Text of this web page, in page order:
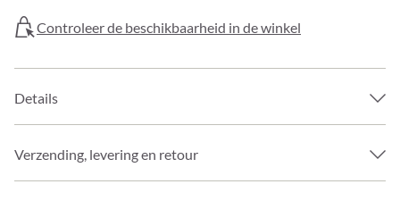
Controleer de beschikbaarheid in de winkel
Details
Verzending, levering en retour